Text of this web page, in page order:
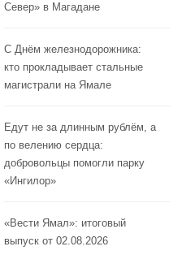
Север» в Магадане
С Днём железнодорожника:
кто прокладывает стальные
магистрали на Ямале
Едут не за длинным рублём, а
по велению сердца:
добровольцы помогли парку
«Ингилор»
«Вести Ямал»: итоговый
выпуск от 02.08.2026